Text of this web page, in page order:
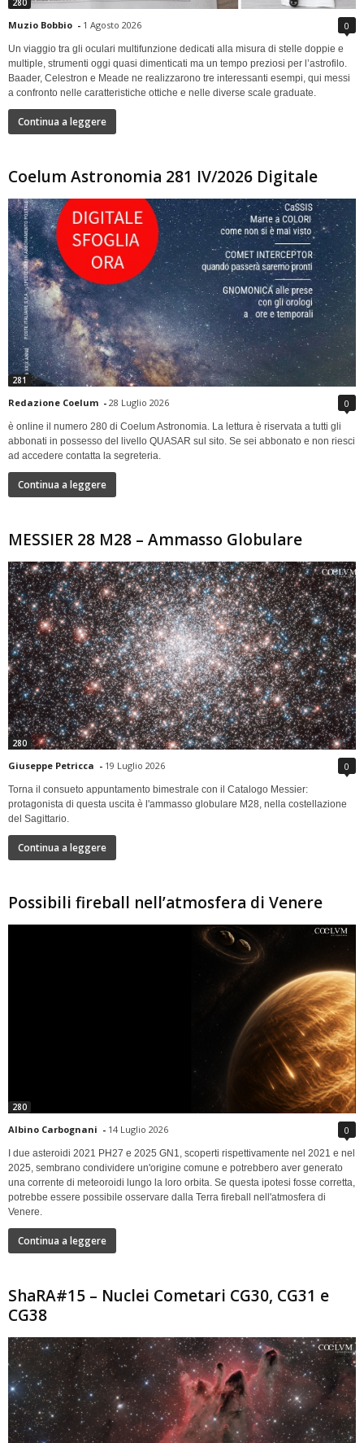
280
Muzio Bobbio - 1 Agosto 2026 0
Un viaggio tra gli oculari multifunzione dedicati alla misura di stelle doppie e
multiple, strumenti oggi quasi dimenticati ma un tempo preziosi per l’astrofilo.
Baader, Celestron e Meade ne realizzarono tre interessanti esempi, qui messi
a confronto nelle caratteristiche ottiche e nelle diverse scale graduate.
Continua a leggere
Coelum Astronomia 281 IV/2026 Digitale
281
Redazione Coelum - 28 Luglio 2026 0
è online il numero 280 di Coelum Astronomia. La lettura è riservata a tutti gli
abbonati in possesso del livello QUASAR sul sito. Se sei abbonato e non riesci
ad accedere contatta la segreteria.
Continua a leggere
MESSIER 28 M28 – Ammasso Globulare
280
Giuseppe Petricca - 19 Luglio 2026 0
Torna il consueto appuntamento bimestrale con il Catalogo Messier:
protagonista di questa uscita è l'ammasso globulare M28, nella costellazione
del Sagittario.
Continua a leggere
Possibili fireball nell’atmosfera di Venere
280
Albino Carbognani - 14 Luglio 2026 0
I due asteroidi 2021 PH27 e 2025 GN1, scoperti rispettivamente nel 2021 e nel
2025, sembrano condividere un'origine comune e potrebbero aver generato
una corrente di meteoroidi lungo la loro orbita. Se questa ipotesi fosse corretta,
potrebbe essere possibile osservare dalla Terra fireball nell'atmosfera di
Venere.
Continua a leggere
ShaRA#15 – Nuclei Cometari CG30, CG31 e
CG38